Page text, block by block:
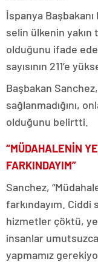
İspanya Başbakanı
selin ülkenin yakın
olduğunu ifade
sayısının 211’e
Başbakan
sağlanmadığını,
olduğunu belirtti.
“MÜDAHALENİN
FARKINDAYIM”
Sanchez,
farkındayım.
hizmetler çöktü,
insanlar
yapmamız